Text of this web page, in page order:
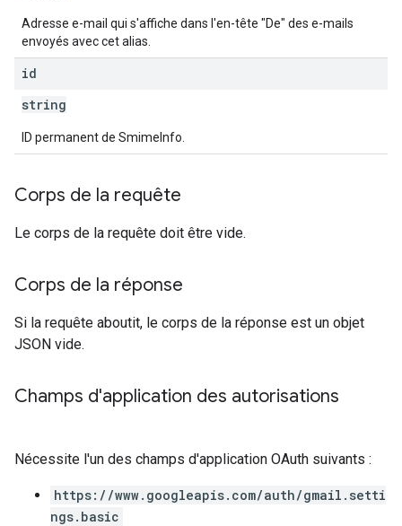
Adresse e-mail qui s'affiche dans l'en-tête "De" des e-mails
envoyés avec cet alias.
id
string
ID permanent de SmimeInfo.
Corps de la requête
Le corps de la requête doit être vide.
Corps de la réponse
Si la requête aboutit, le corps de la réponse est un objet
JSON vide.
Champs d'application des autorisations
Nécessite l'un des champs d'application OAuth suivants :
https://www.googleapis.com/auth/gmail.setti
ngs.basic